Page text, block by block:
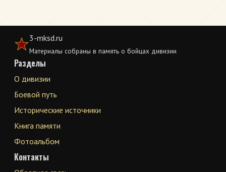
3-mksd.ru
Материалы собраны в память о бойцах дивизии
Разделы
О дивизии
Боевой путь
Исторические источники
Книга памяти
Фотоальбом
Контакты